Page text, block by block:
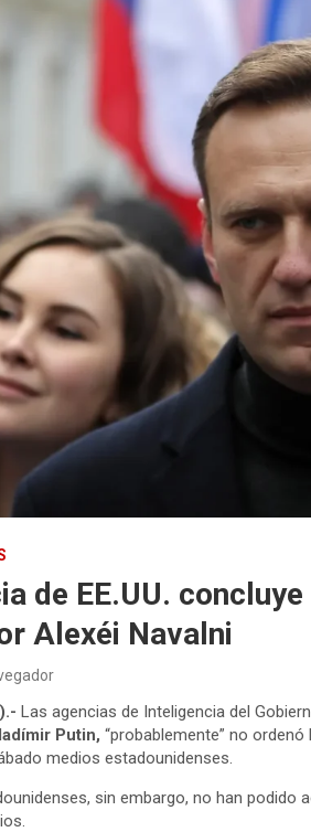
de EE.UU.
Alexéi Navalni
Las agencias de Inteligencia del
Putin, “probablemente” no
medios estadounidenses.
sin embargo, no han podido